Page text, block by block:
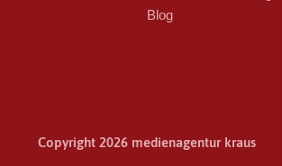
Blog
Copyright 2026 medienagentur kraus